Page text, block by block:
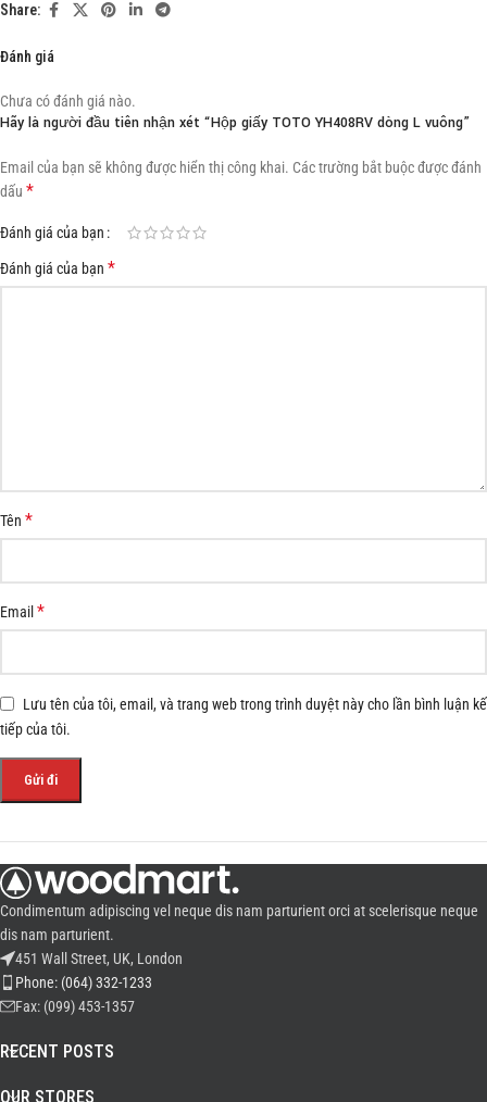
Share:
Đánh giá
Chưa có đánh giá nào.
Hãy là người đầu tiên nhận xét “Hộp giấy TOTO YH408RV dòng L vuông”
Email của bạn sẽ không được hiển thị công khai. Các trường bắt buộc được đánh
dấu *
Đánh giá của bạn
Đánh giá của bạn *
Tên *
Email*
Lưu tên của tôi, email, và trang web trong trình duyệt này cho lần bình luận kế
tiếp của tôi.
Condimentum adipiscing vel neque dis nam parturient orci at scelerisque neque
dis nam parturient.
451 Wall Street, UK, London
Phone: (064) 332-1233
Fax: (099) 453-1357
RECENT POSTS
OUR STORES